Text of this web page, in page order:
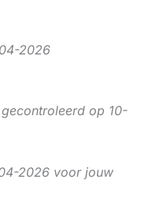
2026
op 10-
2026 voor jouw